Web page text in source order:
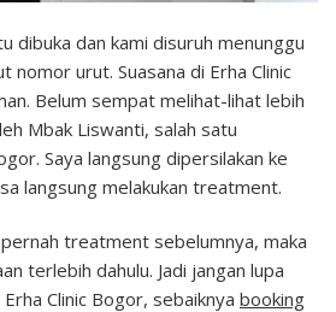
dibuka dan kami disuruh menunggu
nomor urut. Suasana di Erha Clinic
Belum sempat melihat-lihat lebih
Mbak Liswanti, salah satu
Saya langsung dipersilakan ke
langsung melakukan treatment.
treatment sebelumnya, maka
terlebih dahulu. Jadi jangan lupa
Clinic Bogor, sebaiknya booking